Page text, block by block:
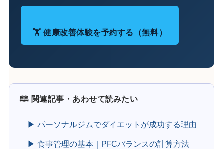
🏋️ 健康改善体験を予約する（無料）
🕮 関連記事・あわせて読みたい
▶ パーソナルジムでダイエットが成功する理由
▶ 食事管理の基本｜PFCバランスの計算方法